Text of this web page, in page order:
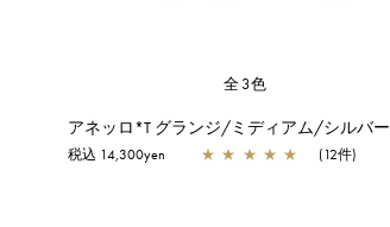
全3色
アネッロ*T グランジ/ミディアム/シルバー
税込 14,300yen ★ ★ ★ ★ ★ (12件)